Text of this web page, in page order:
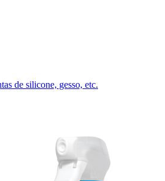
de silicone, gesso, etc.